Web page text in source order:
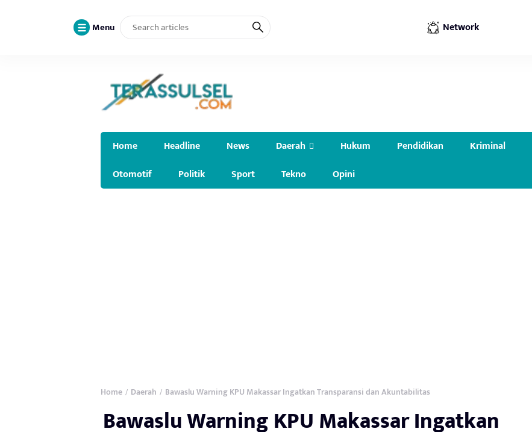
Menu Network
Home Headline News Daerah Hukum Pendidikan Kriminal
Otomotif
Politik Sport Tekno Opini
Home / Daerah / Bawaslu Warning KPU Makassar Ingatkan Transparansi dan Akuntabilitas
Bawaslu Warning KPU Makassar Ingatkan